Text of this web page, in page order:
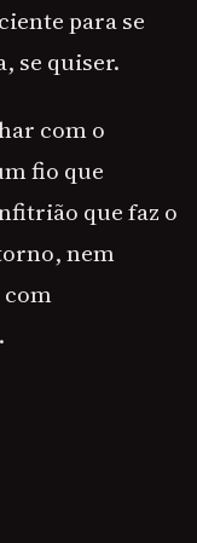
para se
se quiser.
com o
fio que
que faz o
nem
com